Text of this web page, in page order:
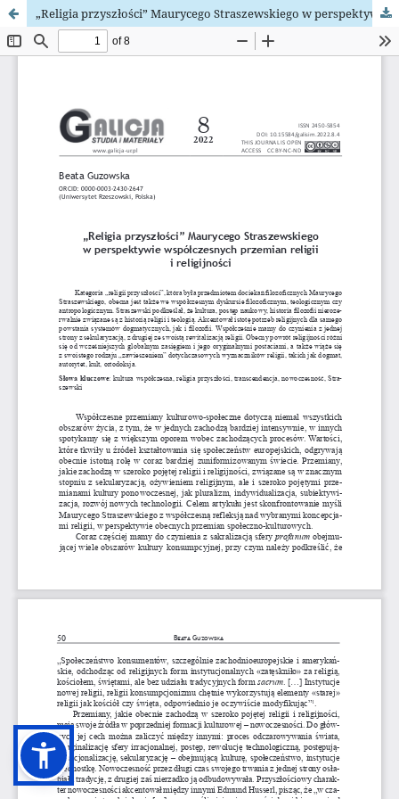
„Religia przyszłości” Maurycego Straszewskiego w perspektywie współczesnych przemian religii i religijności